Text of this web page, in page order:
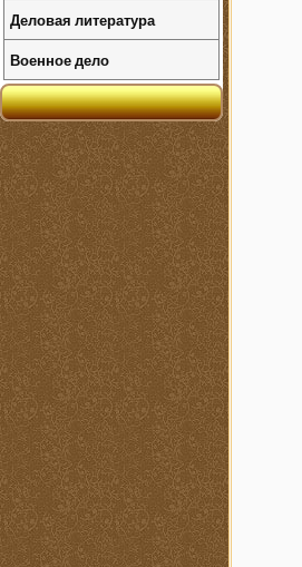
Деловая литература
Военное дело